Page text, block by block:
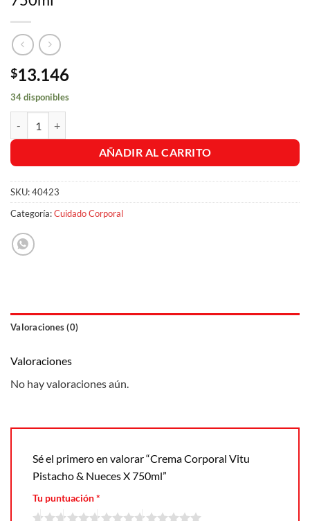
$13.146
34 disponibles
AÑADIR AL CARRITO
SKU:40423
Categoría:Cuidado Corporal
Valoraciones (0)
Valoraciones
No hay valoraciones aún.
Sé el primero en valorar “Crema Corporal Vitu
Pistacho & Nueces X 750ml”
Tu puntuación*